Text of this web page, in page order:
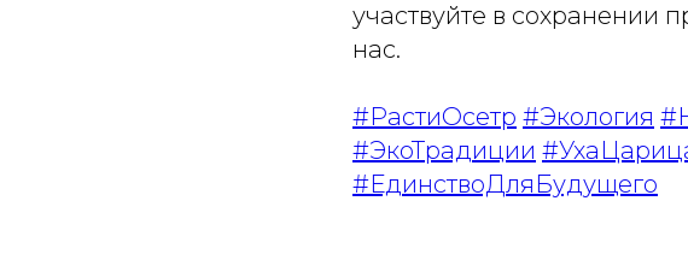
участвуйте в сохранении
нас.
#РастиОсетр #Экология
#ЭкоТрадиции
#ЕдинствоДляБудущего